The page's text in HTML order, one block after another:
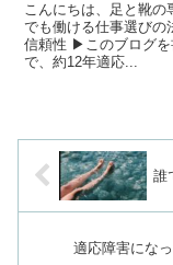
こんにちは、足と靴
でも働ける仕事選びの
信頼性 ▶︎このブログを
で、約12年適応...
誰
適応障害にな